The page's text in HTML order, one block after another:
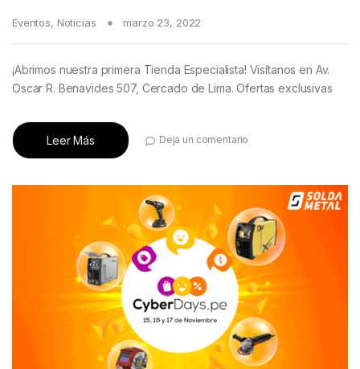
Eventos, Noticias marzo 23, 2022
¡Abrimos nuestra primera Tienda Especialista! Visítanos en Av.
Oscar R. Benavides 507, Cercado de Lima. Ofertas exclusivas
Leer Más Deja un comentario